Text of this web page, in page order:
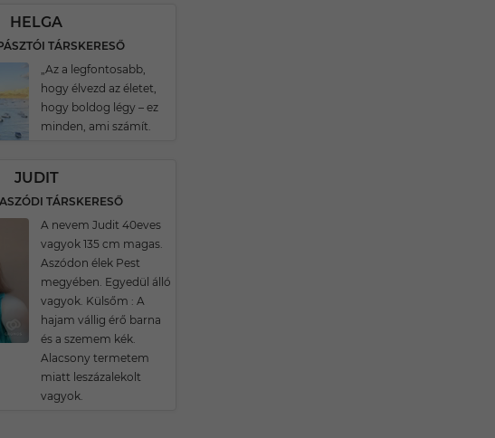
HELGA
TÁRSKERESŐ
„Az a legfontosabb,
hogy élvezd az életet,
hogy boldog légy – ez
minden, ami számít.
JUDIT
TÁRSKERESŐ
A nevem Judit 40eves
vagyok 135 cm magas.
Aszódon élek Pest
megyében. Egyedül álló
vagyok. Külsőm : A
hajam vállig érő barna
és a szemem kék.
Alacsony termetem
miatt leszázalekolt
vagyok.